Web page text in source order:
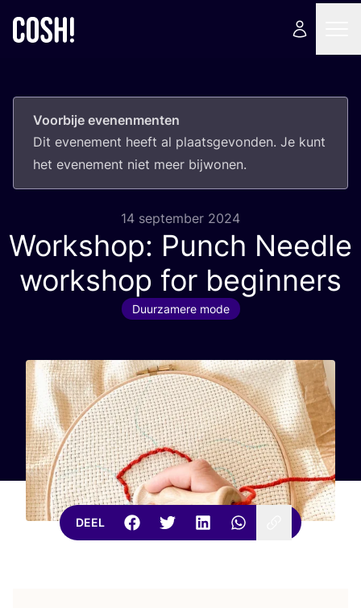
Voorbije evenenmenten
Dit eve­ne­ment heeft al plaats­ge­von­den. Je kunt
het eve­ne­ment niet meer bijwonen.
14 september 2024
Workshop: Punch Needle
workshop for beginners
Duurzamere mode
DEEL